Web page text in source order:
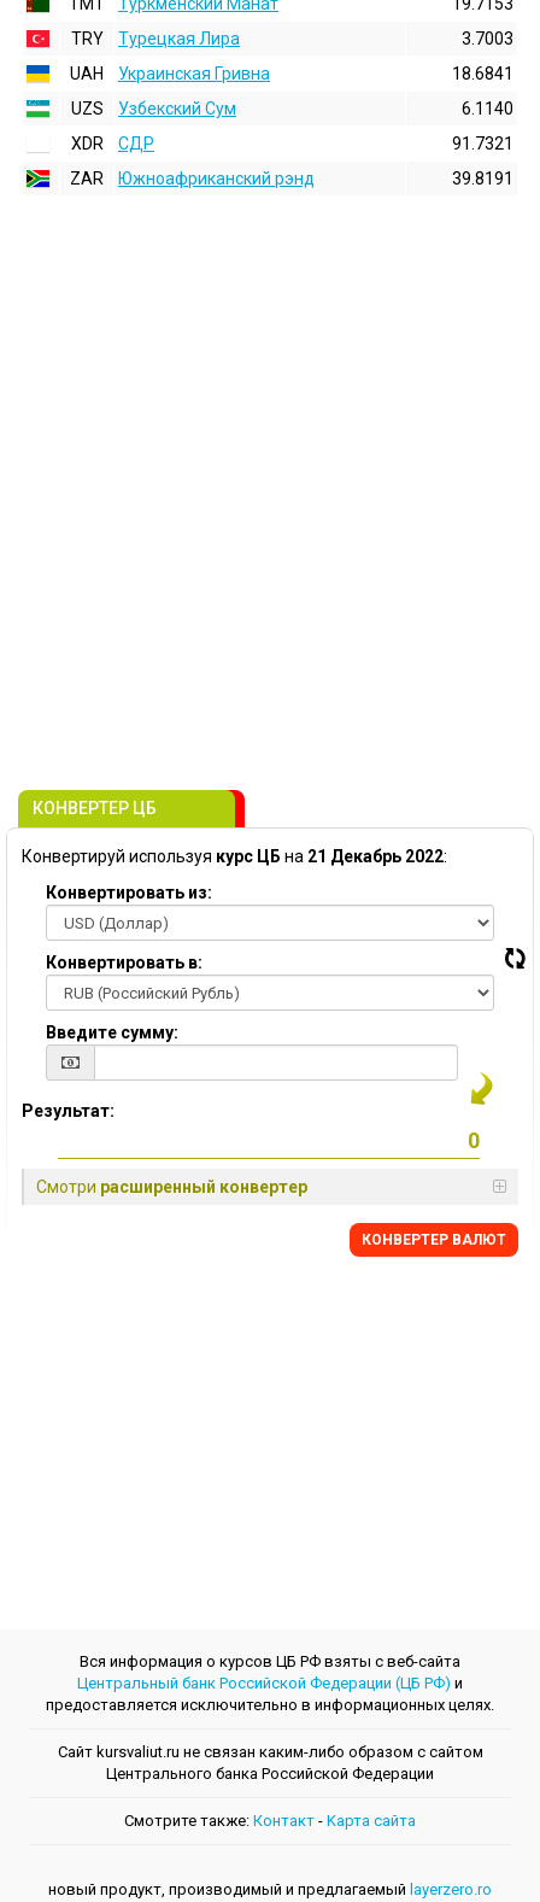
TRY
Турецкая Лира
3.7003
UAH
Украинская Гривна
18.6841
UZS
Узбекский Сум
6.1140
XDR
СДР
91.7321
ZAR
Южноафриканский рэнд 39.8191
КОНВЕРТЕР ЦБ
Конвертируй используя курс ЦБ на 21 Декабрь 2022:
Конвертировать из:
Конвертировать в:
Введите сумму:
Результат:
Смотри расширенный конвертер
КОНВЕРТЕР ВАЛЮТ
Вся информация о курсов ЦБ РФ взяты с веб-сайта
Центральный банк Российской Федерации (ЦБ РФ) и
предоставляется исключительно в информационных целях.
Сайт kursvaliut.ru не связан каким-либо образом с сайтом
Центрального банкa Российской Федерации
Смотрите также: Контакт - Kарта сайта
новый продукт, производимый и предлагаемый layerzero.ro